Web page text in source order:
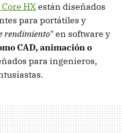
HXestán diseñados
para portátiles y
rendimiento" en software y
CAD, animación o
para ingenieros,